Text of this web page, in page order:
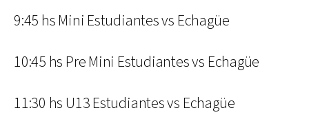
9:45 hs Mini Estudiantes vs Echagüe
10:45 hs Pre Mini Estudiantes vs Echagüe
11:30 hs U13 Estudiantes vs Echagüe